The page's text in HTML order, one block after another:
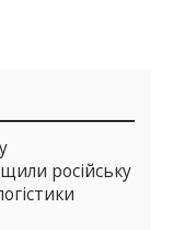
російську